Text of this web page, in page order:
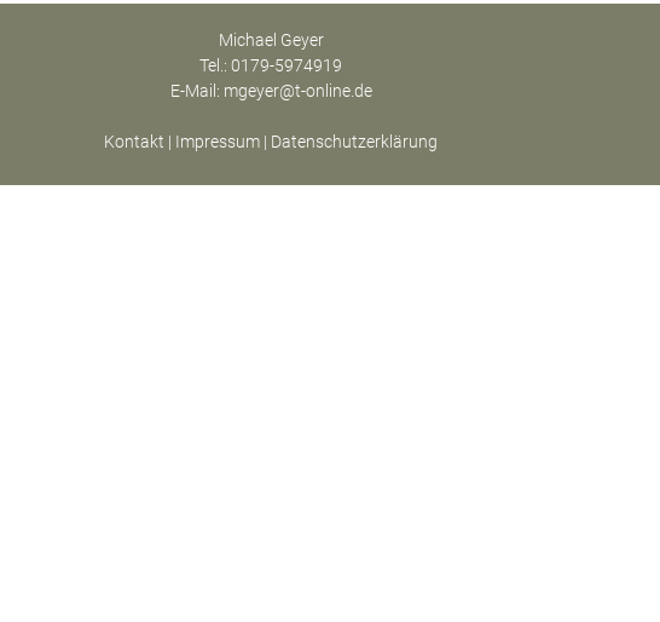
Michael Geyer
Tel.: 0179-5974919
E-Mail: mgeyer@t-online.de
Kontakt | Impressum | Datenschutzerklärung